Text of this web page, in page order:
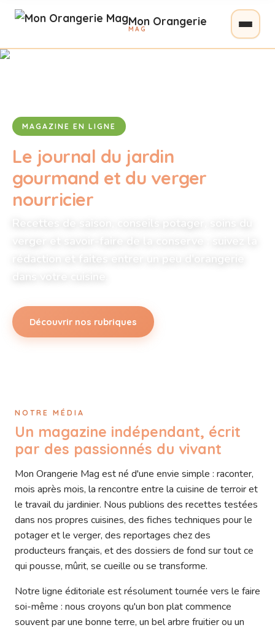
Mon Orangerie
MAG
MAGAZINE EN LIGNE
Le journal du jardin
gourmand et du verger
nourricier
Recettes de saison, conseils potager, soins du
verger et savoir-faire de la conserve : suivez la
rédaction et faites entrer un peu d'orangerie
Découvrir nos rubriques
NOTRE MÉDIA
Un magazine indépendant, écrit
par des passionnés du vivant
Mon Orangerie Mag est né d'une envie simple : raconter,
mois après mois, la rencontre entre la cuisine de terroir et
le travail du jardinier. Nous publions des recettes testées
dans nos propres cuisines, des fiches techniques pour le
potager et le verger, des reportages chez des
producteurs français, et des dossiers de fond sur tout ce
qui pousse, mûrit, se cueille ou se transforme.
Notre ligne éditoriale est résolument tournée vers le faire
soi-même : nous croyons qu'un bon plat commence
souvent par une bonne terre, un bel arbre fruitier ou un